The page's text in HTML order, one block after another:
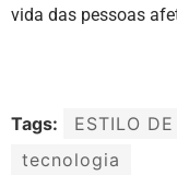
vida das pessoas
Tags: ESTILO
tecnologia